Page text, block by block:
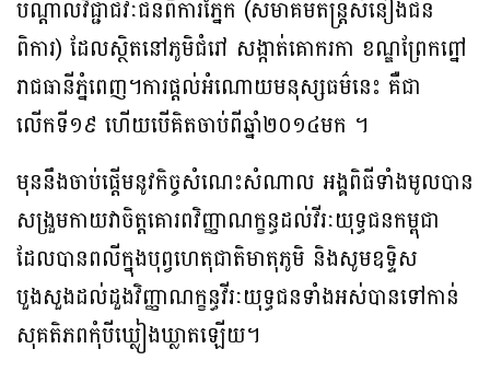
បណ្តាលវិជ្ជាជីវៈជនពិការភ្នែក (សមាគមតន្ដ្រីសំនៀងជន
ពិការ) ដែលស្ថិតនៅភូមិជំរៅ សង្កាត់គោករកា ខណ្ឌព្រែកព្នៅ
រាជធានីភ្នំពេញ។ការផ្ដល់អំណោយមនុស្សធម៌នេះ គឺជា
លើកទី១៩ ហើយបើគិតចាប់ពីឆ្នាំ២០១៤មក ។
មុននឹងចាប់ផ្ដើមនូវកិច្ចសំណេះសំណាល អង្គពិធីទាំងមូលបាន
សង្រួមកាយវាចិត្តគោរពវិញ្ញាណក្ខន្ធដល់វីរៈយុទ្ធជនកម្ពុជា
ដែលបានពលីក្នុងបុព្វហេតុជាតិមាតុភូមិ និងសូមឧទ្ទិស
បួងសួងដល់ដួងវិញ្ញាណក្ខន្ធវីរៈយុទ្ធជនទាំងអស់បានទៅកាន់
សុគតិភពកុំបីឃ្លៀងឃ្លាតឡើយ។